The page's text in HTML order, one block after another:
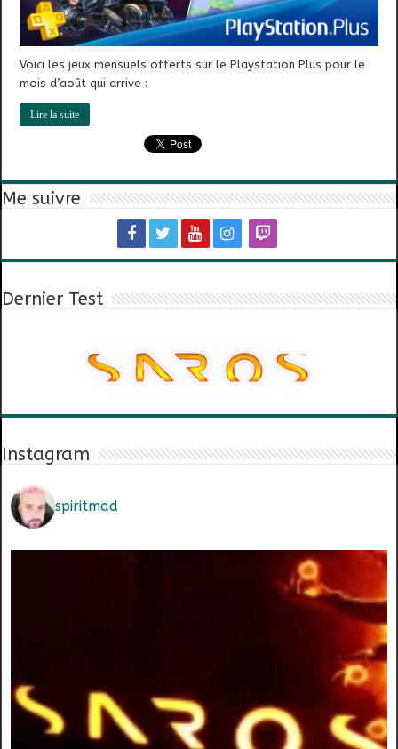
Voici les jeux mensuels offerts sur le Playstation Plus pour le
mois d’août qui arrive :
Lire la suite
Me suivre
Dernier Test
Instagram
spiritmad